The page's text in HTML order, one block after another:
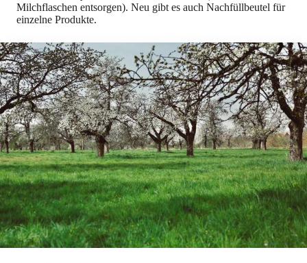
Milchflaschen entsorgen). Neu gibt es auch Nachfüllbeutel für
einzelne Produkte.